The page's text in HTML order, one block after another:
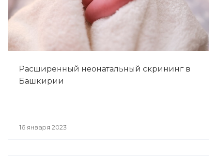
Расширенный неонатальный скрининг в
Башкирии
16 января 2023